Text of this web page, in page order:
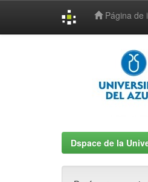
Página de
Dspace de la